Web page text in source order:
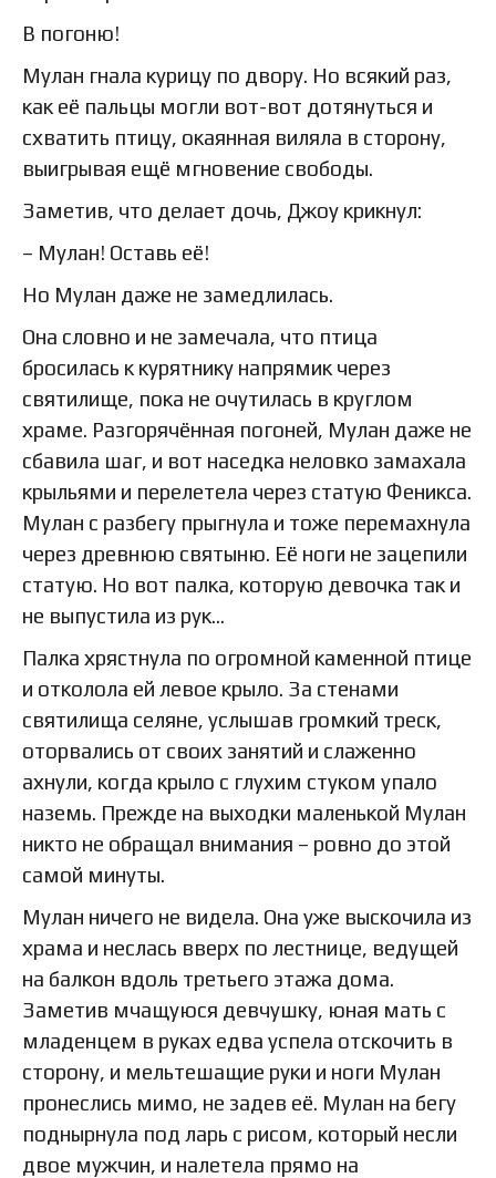
В погоню!
Мулан гнала курицу по двору. Но всякий раз,
как её пальцы могли вот-вот дотянуться и
схватить птицу, окаянная виляла в сторону,
выигрывая ещё мгновение свободы.
Заметив, что делает дочь, Джоу крикнул:
– Мулан! Оставь её!
Но Мулан даже не замедлилась.
Она словно и не замечала, что птица
бросилась к курятнику напрямик через
святилище, пока не очутилась в круглом
храме. Разгорячённая погоней, Мулан даже не
сбавила шаг, и вот наседка неловко замахала
крыльями и перелетела через статую Феникса.
Мулан с разбегу прыгнула и тоже перемахнула
через древнюю святыню. Её ноги не зацепили
статую. Но вот палка, которую девочка так и
не выпустила из рук…
Палка хрястнула по огромной каменной птице
и отколола ей левое крыло. За стенами
святилища селяне, услышав громкий треск,
оторвались от своих занятий и слаженно
ахнули, когда крыло с глухим стуком упало
наземь. Прежде на выходки маленькой Мулан
никто не обращал внимания – ровно до этой
самой минуты.
Мулан ничего не видела. Она уже выскочила из
храма и неслась вверх по лестнице, ведущей
на балкон вдоль третьего этажа дома.
Заметив мчащуюся девчушку, юная мать с
младенцем в руках едва успела отскочить в
сторону, и мельтешащие руки и ноги Мулан
пронеслись мимо, не задев её. Мулан на бегу
поднырнула под ларь с рисом, который несли
двое мужчин, и налетела прямо на